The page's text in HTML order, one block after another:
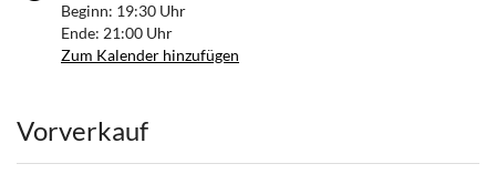
Beginn: 19:30 Uhr
Ende: 21:00 Uhr
Zum Kalender hinzufügen
Produkte
Vorverkauf